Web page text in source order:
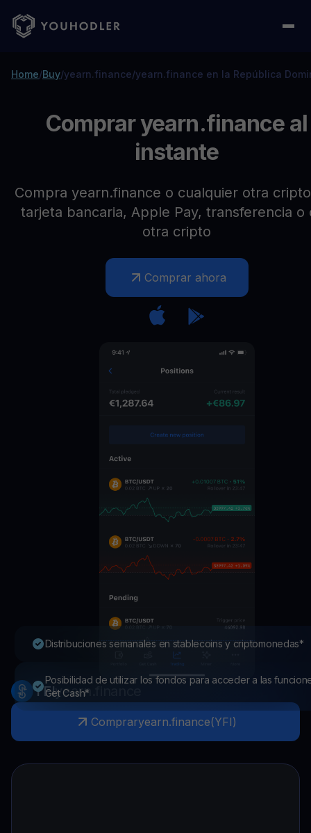
Home/Buy/yearn.finance/yearn.finance en la República
Comprar yearn.finance al
instante
Compra yearn.finance o cualquier otra
tarjeta bancaria, Apple Pay, transferencia o
otra cripto
Comprar ahora
Distribuciones semanales en stablecoins y criptomonedas*
Posibilidad de utilizar los fondos para acceder a las
Get Cash*
YFIyearn.finance
Compraryearn.finance(YFI)